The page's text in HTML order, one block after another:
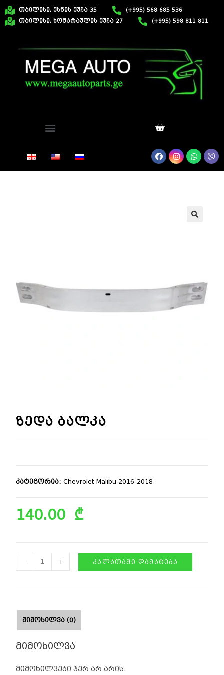
თბილისი, ქსნის ქუჩა 35
(+995) 568 685 536
თბილისი, ხოშარაულის ქუჩა 27
(+995) 598 811 811
ზედა ბალკა
კატეგორია:Chevrolet Malibu 2016-2018
140.00 ₾
- + ᲙᲐᲚᲐᲗᲐᲨᲘ ᲓᲐᲛᲐᲢᲔᲑᲐ
ᲛᲘᲛᲝᲮᲘᲚᲕᲐ (0)
მიმოხილვა
მიმოხილვები ჯერ არ არის.